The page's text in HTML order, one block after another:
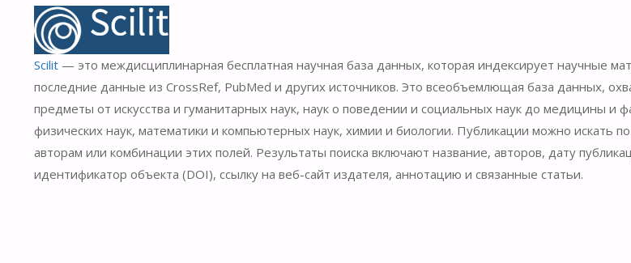
n
o
kl
as
s
ni
ki
Scilit — это междисциплинарная бесплатная научная база данных, которая индексирует научные
последние данные из CrossRef, PubMed и других источников. Это всеобъемлющая база данных,
предметы от искусства и гуманитарных наук, наук о поведении и социальных наук до медицины и
физических наук, математики и компьютерных наук, химии и биологии. Публикации можно искать
авторам или комбинации этих полей. Результаты поиска включают название, авторов, дату
идентификатор объекта (DOI), ссылку на веб-сайт издателя, аннотацию и связанные статьи.